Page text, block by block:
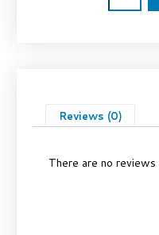
Reviews (0)
There are no reviews